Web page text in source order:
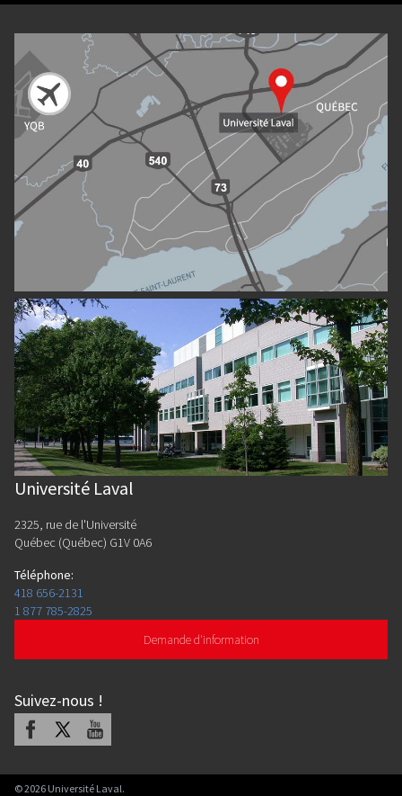
Université Laval
2325, rue de l'Université
Québec (Québec) G1V 0A6
Téléphone:
418 656-2131
1 877 785-2825
Demande d'information
Suivez-nous !
Facebook Youtube
©2026 Université Laval.